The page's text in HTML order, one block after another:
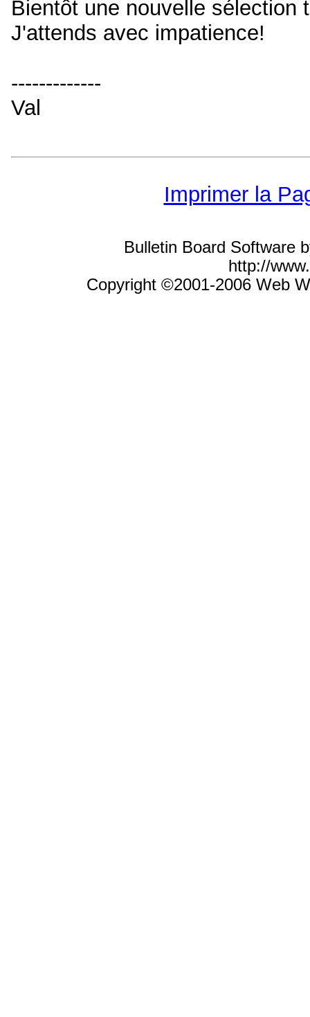
Bientôt une nouvelle sélection
J'attends avec impatience!
-------------
Val
Imprimer la
Bulletin Board Software
http://
Copyright ©2001-2006 Web